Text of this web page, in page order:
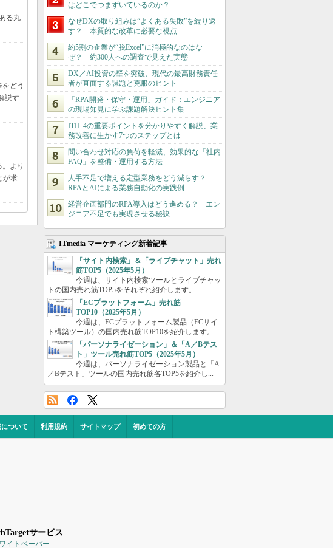
る丸
どう
説す
より
が求
はどこでつまずいているのか？
なぜDXの取り組みは“よくある失敗”を繰り返
す？ 本質的な改革に必要な視点
約5割の企業が“脱Excel”に消極的なのはな
ぜ？ 約300人への調査で見えた実態
DX／AI投資の壁を突破、現代の最高財務責任
者が直面する課題と克服のヒント
「RPA開発・保守・運用」ガイド：エンジニア
の現場知見に学ぶ課題解決ヒント集
ITIL 4の重要ポイントを分かりやすく解説、業
務改善に生かす7つのステップとは
問い合わせ対応の負荷を軽減、効果的な「社内
FAQ」を整備・運用する方法
人手不足で増える定型業務をどう減らす？
RPAとAIによる業務自動化の実践例
経営企画部門のRPA導入はどう進める？ エン
ジニア不足でも実現させる秘訣
ITmedia マーケティング新着記事
「サイト内検索」＆「ライブチャット」売れ
筋TOP5（2025年5月）
今週は、サイト内検索ツールとライブチャッ
トの国内売れ筋TOP5をそれぞれ紹介します。
「ECプラットフォーム」売れ筋
TOP10（2025年5月）
今週は、ECプラットフォーム製品（ECサイ
ト構築ツール）の国内売れ筋TOP10を紹介します。
「パーソナライゼーション」＆「A／Bテス
ト」ツール売れ筋TOP5（2025年5月）
今週は、パーソナライゼーション製品と「A
／Bテスト」ツールの国内売れ筋各TOP5を紹介し...
ついて 利用規約 サイトマップ 初めての方
サービス
イトペーパー